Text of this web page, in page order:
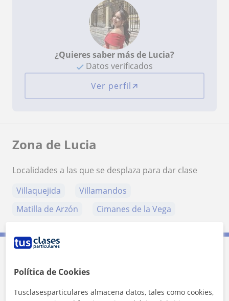
¿Quieres saber más de Lucia?
Datos verificados
Ver perfil
Zona de Lucia
Localidades a las que se desplaza para dar clase
Villaquejida
Villamandos
Matilla de Arzón
Cimanes de la Vega
Tarifa 10€/h
Política de Cookies
Tusclasesparticulares almacena datos, tales como cookies,